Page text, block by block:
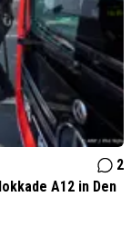
2
A12 in Den